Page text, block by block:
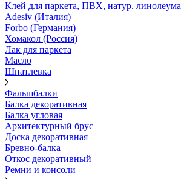
Клей для паркета, ПВХ, натур. линолеума
Adesiv (Италия)
Forbo (Германия)
Хомакол (Россия)
Лак для паркета
Масло
Шпатлевка
Фальшбалки
Балка декоративная
Балка угловая
Архитектурный брус
Доска декоративная
Бревно-балка
Откос декоративный
Ремни и консоли